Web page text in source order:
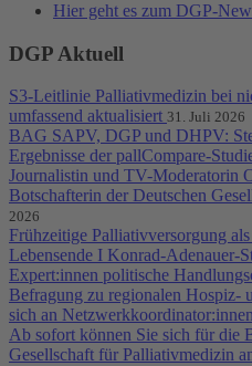
Hier geht es zum DGP-
DGP Aktuell
S3-Leitlinie Palliativmedizin bei
umfassend aktualisiert 31. Juli 2026
BAG SAPV, DGP und DHPV:
Ergebnisse der pallCompare-
Journalistin und TV-Moderatorin
Botschafterin der Deutschen
2026
Frühzeitige Palliativversorgung
Lebensende I Konrad-Adenauer-
Expert:innen politische
Befragung zu regionalen Hospiz-
sich an
Ab sofort können Sie sich für die
Gesellschaft für Palliativmedizin